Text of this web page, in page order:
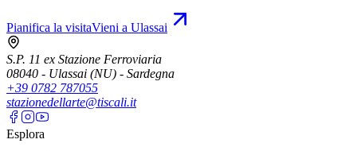
Pianifica la visitaVieni a Ulassai
S.P. 11 ex Stazione Ferroviaria
08040 - Ulassai (NU) - Sardegna
+39 0782 787055
stazionedellarte@tiscali.it
Esplora